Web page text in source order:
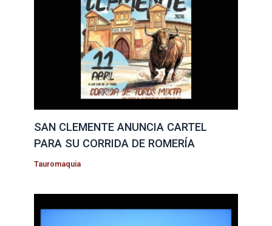
SAN CLEMENTE ANUNCIA CARTEL
PARA SU CORRIDA DE ROMERÍA
Tauromaquia